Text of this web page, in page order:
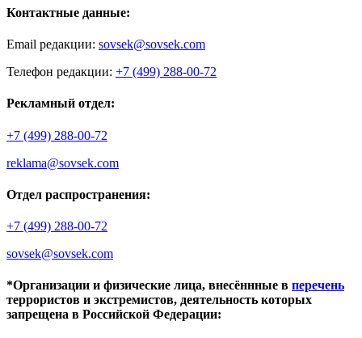
Контактные данные:
Email редакции: sovsek@sovsek.com
Телефон редакции: +7 (499) 288-00-72
Рекламный отдел:
+7 (499) 288-00-72
reklama@sovsek.com
Отдел распространения:
+7 (499) 288-00-72
sovsek@sovsek.com
*Организации и физические лица, внесённные в перечень
террористов и экстремистов, деятельность которых
запрещена в Российской Федерации: